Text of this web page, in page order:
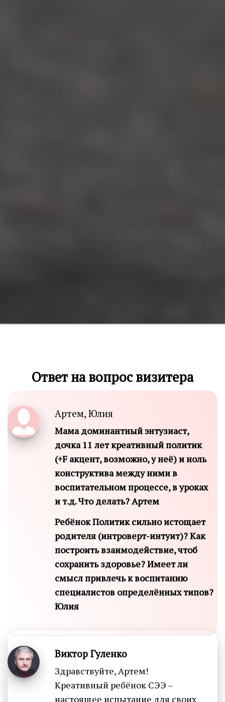
Ответ на вопрос визитера
Артем, Юлия
Мама доминантный энтузиаст,
дочка 11 лет креативный политик
(+F акцент, возможно, у неё) и ноль
конструктива между ними в
воспитательном процессе, в уроках
и т.д. Что делать? Артем
Ребёнок Политик сильно истощает
родителя (интроверт-интуит)? Как
построить взаимодействие, чтоб
сохранить здоровье? Имеет ли
смысл привлечь к воспитанию
специалистов определённых типов?
Юлия
Виктор Гуленко
Здравствуйте, Артем!
Креативный ребёнок СЭЭ –
настоящее испытание для своих